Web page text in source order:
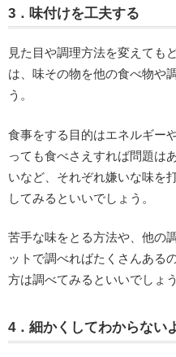
3．味付けを工夫する
見た目や調理方法を変えても
は、味その物を他の食べ物や
う。
食事をする目的はエネルギー
っても食べさえすれば問題は
いなど、それぞれ嫌いな味を
してみるといいでしょう。
苦手な味をとる方法や、他の
ットで調べればたくさんある
方は調べてみるといいでしょう
4．細かくしてわからない